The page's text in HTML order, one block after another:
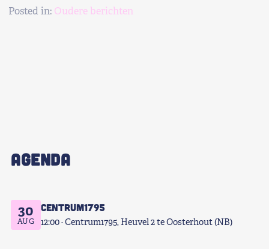
Posted in: Oudere berichten
AGENDA
30
AUG
Centrum1795
12:00 Centrum1795, Heuvel 2 te Oosterhout (NB)